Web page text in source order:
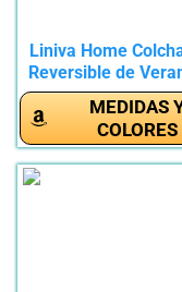
Liniva Home
Reversible de
MEDIDAS
COLORES